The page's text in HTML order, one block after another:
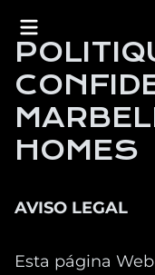
HOMES
AVISO LEGAL
Esta página